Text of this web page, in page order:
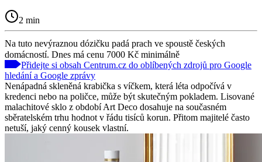
2 min
Na tuto nevýraznou dózičku padá prach ve spoustě českých
domácností. Dnes má cenu 7000 Kč minimálně
Přidejte si obsah Centrum.cz do oblíbených zdrojů pro Google
hledání a Google zprávy
Nenápadná skleněná krabička s víčkem, která léta odpočívá v
kredenci nebo na poličce, může být skutečným pokladem. Lisované
malachitové sklo z období Art Deco dosahuje na současném
sběratelském trhu hodnot v řádu tisíců korun. Přitom majitelé často
netuší, jaký cenný kousek vlastní.